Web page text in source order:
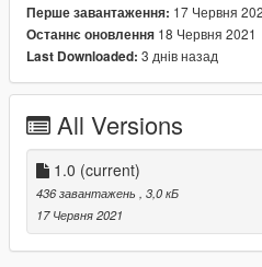
hope you like it: D
YOU ARE NOT ALLOWED TO
WITHOUT MY PERMISSION
Перше завантаження: 17 Червня
Останнє оновлення 18 Червня 2021
Last Downloaded: 3 днів назад
All Versions
1.0 (current)
436 завантажень
, 3,0 кБ
17 Червня 2021